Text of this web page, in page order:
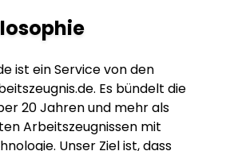
ist ein Service von den
Es bündelt die
20 Jahren und mehr als
Arbeitszeugnissen mit
Unser Ziel ist, dass